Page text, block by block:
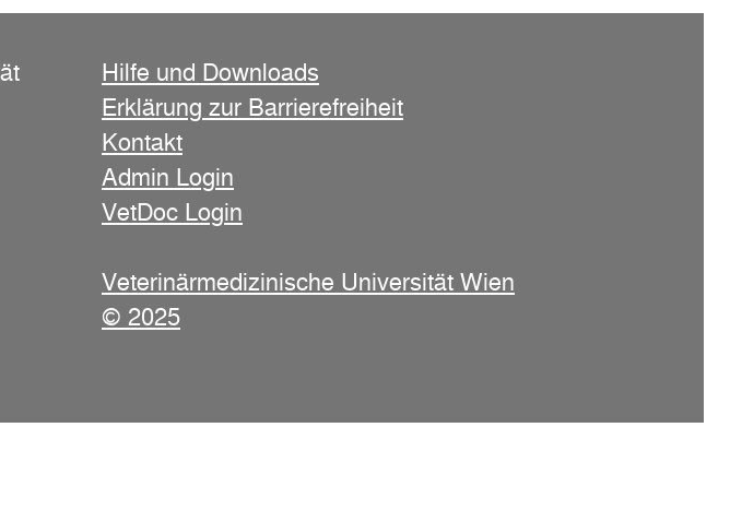
Hilfe und Downloads
Erklärung zur Barrierefreiheit
Kontakt
Admin Login
VetDoc Login
Veterinärmedizinische Universität Wien
© 2025